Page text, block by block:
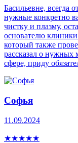
Басильевне, всегда
нужные конкретно
чистку и плазму,
основателю
который также
рассказал о нужных
сфере, приду
Софья
11.09.2024
★★★★★